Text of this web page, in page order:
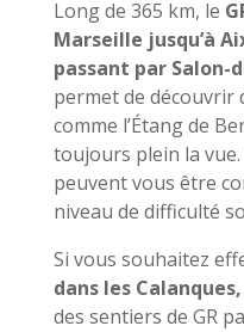
Long de 365 km, le
Marseille jusqu’à
passant par Salon-
permet de découvrir
comme l’Étang de
toujours plein la
peuvent vous être
niveau de difficulté
Si vous souhaitez
dans les Calanques,
des sentiers de GR